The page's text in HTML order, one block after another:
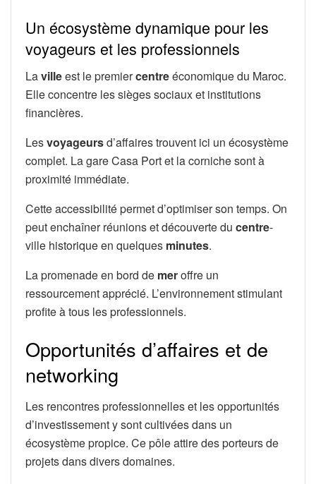
Un écosystème dynamique pour les
voyageurs et les professionnels
Lavilleest le premiercentreéconomique du Maroc.
Elle concentre les sièges sociaux et institutions
financières.
Lesvoyageursd’affaires trouvent ici un écosystème
complet. La gare Casa Port et la corniche sont à
proximité immédiate.
Cette accessibilité permet d’optimiser son temps. On
peut enchaîner réunions et découverte du centre-
ville historique en quelques minutes.
La promenade en bord de meroffre un
ressourcement apprécié. L’environnement stimulant
profite à tous les professionnels.
Opportunités d’affaires et de
networking
Les rencontres professionnelles et les opportunités
d’investissement y sont cultivées dans un
écosystème propice. Ce pôle attire des porteurs de
projets dans divers domaines.